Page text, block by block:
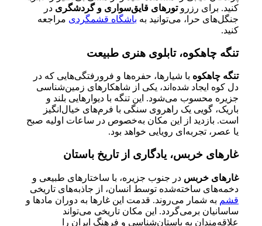
کنید. برای رزروتورهای قایق‌سواری و گردشگری در
جنگل‌های حرا، می‌توانید به باشگاه قشمگردی مراجعه
کنید.
تنگه چاهکوه، تابلوی هنری طبیعت
تنگه چاهکوه با شیارها، حفره‌ها و فرورفتگی‌هایی که در
دل کوه ایجاد شده‌اند، یکی از شاهکارهای زمین‌شناسی
جزیره محسوب می‌شود. این تنگه با دیوارهایی بلند و
باریک، گویی یک راهروی سنگی با فرم‌های خیال‌انگیز
است. بازدید از این مکان به‌خصوص در ساعات اولیه صبح
یا عصر، تجربه‌ای رویایی خواهد بود.
غارهای خربس، یادگاری از تاریخ باستان
غارهای خربس در جنوب جزیره، با ساختارهای طبیعی و
دخمه‌های ساخته‌شده توسط انسان، از جاذبه‌های تاریخی
قشم به شمار می‌روند. قدمت این غارها به دوران مادها و
ساسانیان برمی‌گردد. این مکان تاریخی می‌تواند
علاقه‌مندان به باستان‌شناسی و فرهنگ ایران را